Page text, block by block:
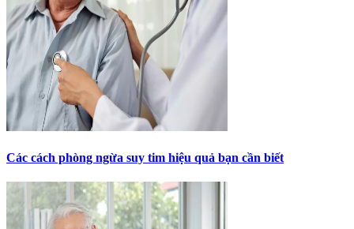
Các cách phòng ngừa suy tim hiệu quả bạn cần biết